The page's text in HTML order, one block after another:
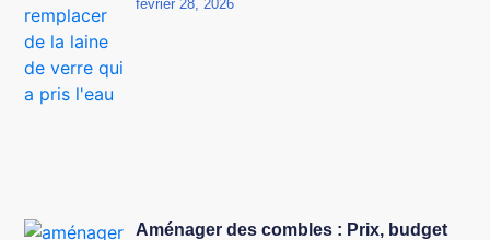
février 28, 2026
Aménager des combles : Prix, budget